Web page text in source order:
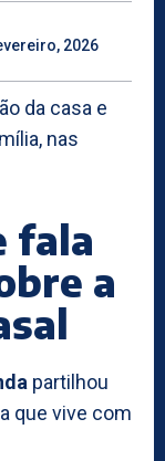
2026
da casa e
nas
fala
a
partilhou
que vive com